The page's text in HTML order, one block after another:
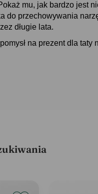
mu, jak bardzo jest
do przechowywania
długie lata.
na prezent dla taty